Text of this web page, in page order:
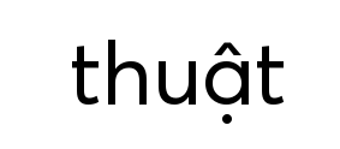
thuật